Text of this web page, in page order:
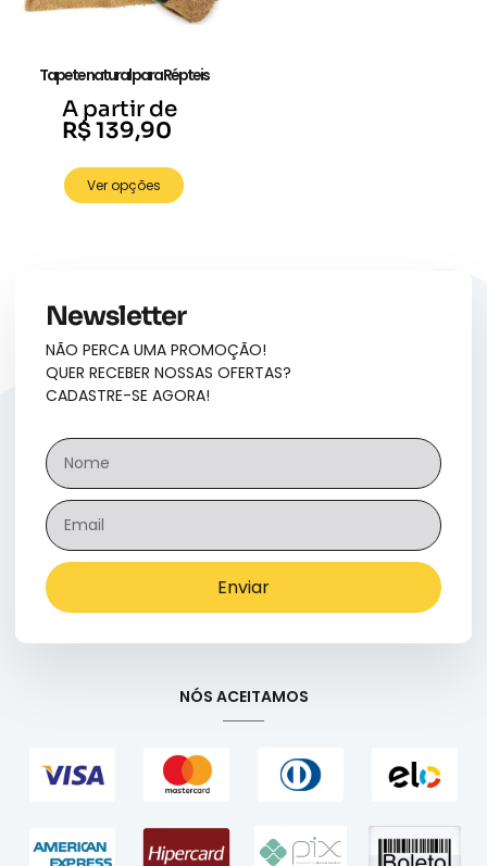
Tapete natural para Répteis
A partir de
R$139,90
Ver opções
Newsletter
NÃO PERCA UMA PROMOÇÃO!
QUER RECEBER NOSSAS OFERTAS?
CADASTRE-SE AGORA!
Enviar
NÓS ACEITAMOS